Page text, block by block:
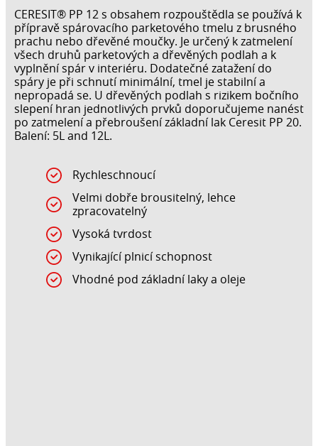
CERESIT® PP 12 s obsahem rozpouštědla se používá k
přípravě spárovacího parketového tmelu z brusného
prachu nebo dřevěné moučky. Je určený k zatmelení
všech druhů parketových a dřevěných podlah a k
vyplnění spár v interiéru. Dodatečné zatažení do
spáry je při schnutí minimální, tmel je stabilní a
nepropadá se. U dřevěných podlah s rizikem bočního
slepení hran jednotlivých prvků doporučujeme nanést
po zatmelení a přebroušení základní lak Ceresit PP 20.
Balení: 5L and 12L.
Rychleschnoucí
Velmi dobře brousitelný, lehce
zpracovatelný
Vysoká tvrdost
Vynikající plnicí schopnost
Vhodné pod základní laky a oleje